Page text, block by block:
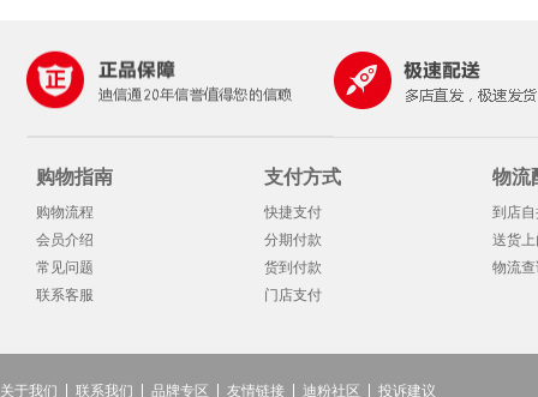
购物指南
购物流程
会员介绍
常见问题
联系客服
支付方式
快捷支付
分期付款
货到付款
门店支付
物流
到店
送货
物流
关于我们 联系我们 品牌专区 友情链接 迪粉社区 投诉建议